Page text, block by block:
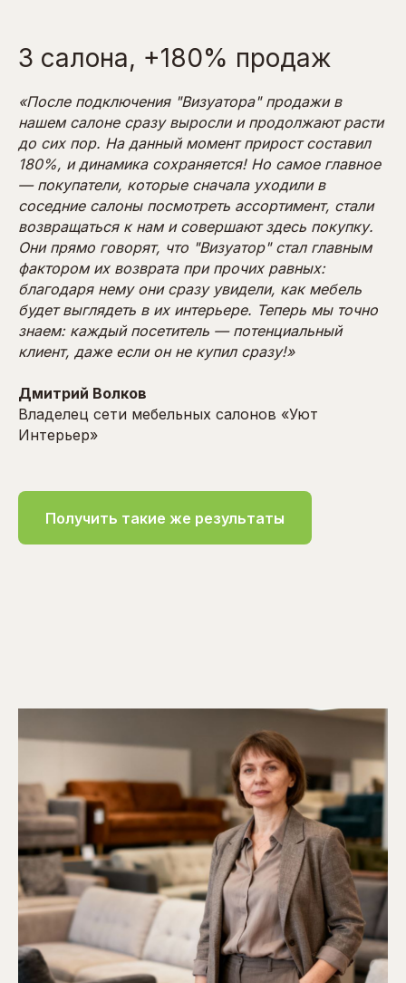
3 салона, +180% продаж
«После подключения "Визуатора" продажи в
нашем салоне сразу выросли и продолжают расти
до сих пор. На данный момент прирост составил
180%, и динамика сохраняется! Но самое главное
— покупатели, которые сначала уходили в
соседние салоны посмотреть ассортимент, стали
возвращаться к нам и совершают здесь покупку.
Они прямо говорят, что "Визуатор" стал главным
фактором их возврата при прочих равных:
благодаря нему они сразу увидели, как мебель
будет выглядеть в их интерьере. Теперь мы точно
знаем: каждый посетитель — потенциальный
клиент, даже если он не купил сразу!»
Дмитрий Волков
Владелец сети мебельных салонов «Уют
Интерьер»
Получить такие же результаты